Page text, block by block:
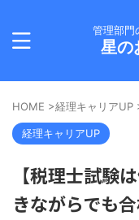
管理部門
星の
HOME >経理キャリアUP
経理キャリアUP
【税理士試験
きながらでも